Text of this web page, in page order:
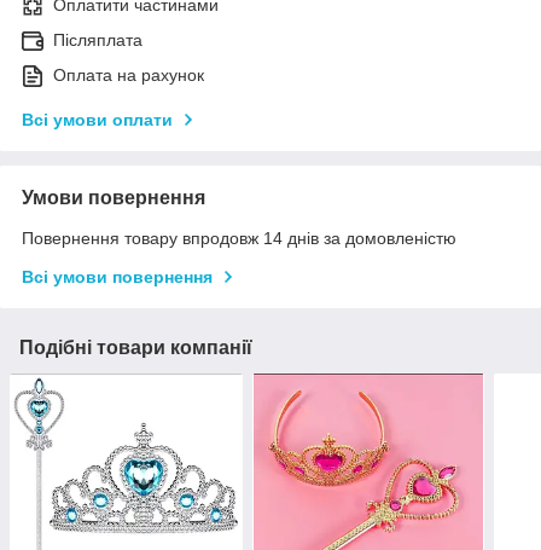
Оплатити частинами
Післяплата
Оплата на рахунок
Всі умови оплати
Умови повернення
Повернення товару впродовж 14 днів за домовленістю
Всі умови повернення
Подібні товари компанії